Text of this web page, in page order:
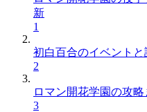
新
1
初白百合のイベントと
2
ロマン開花学園の攻略
3